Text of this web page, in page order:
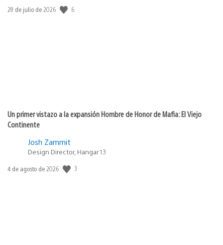
Fecha
28 de julio de 2026 6
Un primer vistazo a la expansión Hombre de Honor de Mafia: El Viejo
Continente
Josh Zammit
Design Director, Hangar 13
Fecha
4 de agosto de 2026 3